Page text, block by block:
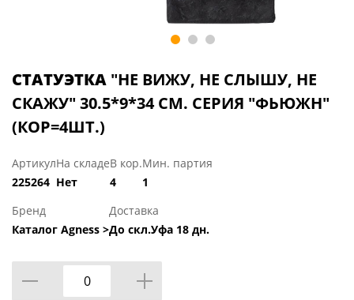
СТАТУЭТКА "НЕ ВИЖУ, НЕ СЛЫШУ, НЕ
СКАЖУ" 30.5*9*34 СМ. СЕРИЯ "ФЬЮЖН"
(КОР=4ШТ.)
Артикул
225264
На складе
Нет
В кор.
4
Мин. партия
1
Бренд
Каталог Agness >
Доставка
До скл.Уфа 18 дн.